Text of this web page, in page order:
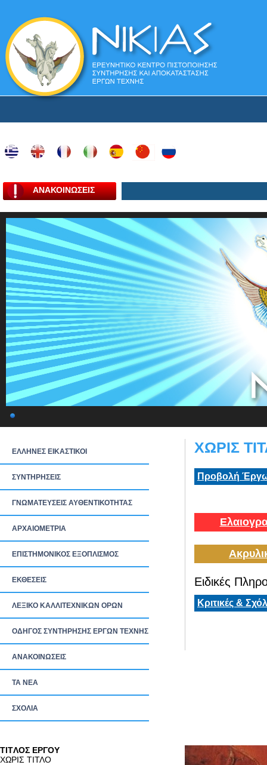
ΑΝΑΚΟΙΝΩΣΕΙΣ
ΕΛΛΗΝΕΣ ΕΙΚΑΣΤΙΚΟΙ
ΣΥΝΤΗΡΗΣΕΙΣ
ΓΝΩΜΑΤΕΥΣΕΙΣ ΑΥΘΕΝΤΙΚΟΤΗΤΑΣ
ΑΡΧΑΙΟΜΕΤΡΙΑ
ΕΠΙΣΤΗΜΟΝΙΚΟΣ ΕΞΟΠΛΙΣΜΟΣ
ΕΚΘΕΣΕΙΣ
ΛΕΞΙΚΟ ΚΑΛΛΙΤΕΧΝΙΚΩΝ ΟΡΩΝ
ΟΔΗΓΟΣ ΣΥΝΤΗΡΗΣΗΣ ΕΡΓΩΝ ΤΕΧΝΗΣ
ΑΝΑΚΟΙΝΩΣΕΙΣ
ΤΑ ΝEΑ
ΣΧΟΛΙΑ
ΧΩΡΙΣ
Προβολή
Ειδικές
Κριτικές &
TITΛΟΣ ΕΡΓΟΥ
ΧΩΡΙΣ ΤΙΤΛΟ